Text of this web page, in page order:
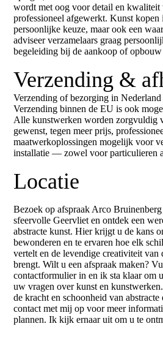
wordt met oog voor detail en kwaliteit
professioneel afgewerkt. Kunst kopen
persoonlijke keuze, maar ook een
adviseer verzamelaars graag
begeleiding bij de aankoop of
Verzending &
Verzending of bezorging in
Verzending binnen de EU is ook
Alle kunstwerken worden zorgvuldig
gewenst, tegen meer prijs,
maatwerkoplossingen mogelijk voor
installatie — zowel voor particulieren
Locatie
Bezoek op afspraak Arco
sfeervolle Geervliet en ontdek een
abstracte kunst. Hier krijgt u de kans
bewonderen en te ervaren hoe elk
vertelt en de levendige creativiteit van
brengt. Wilt u een afspraak maken?
contactformulier in en ik sta klaar om
uw vragen over kunst en
de kracht en schoonheid van abstracte
contact met mij op voor meer
plannen. Ik kijk ernaar uit om u te